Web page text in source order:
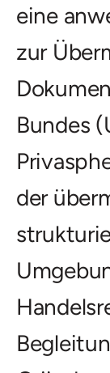
eine
zur
Bundes
der